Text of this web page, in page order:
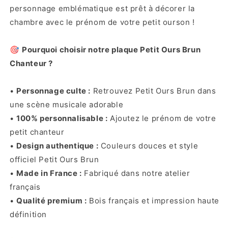
personnage emblématique est prêt à décorer la
chambre avec le prénom de votre petit ourson !
🎯 Pourquoi choisir notre plaque Petit Ours Brun
Chanteur ?
• Personnage culte : Retrouvez Petit Ours Brun dans
une scène musicale adorable
•100% personnalisable : Ajoutez le prénom de votre
petit chanteur
• Design authentique : Couleurs douces et style
officiel Petit Ours Brun
• Made in France : Fabriqué dans notre atelier
français
•Qualité premium : Bois français et impression haute
définition